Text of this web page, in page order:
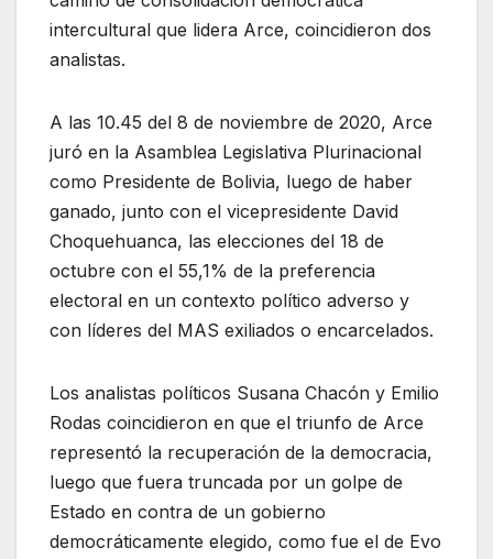
intercultural que lidera Arce, coincidieron dos
analistas.
A las 10.45 del 8 de noviembre de 2020, Arce
juró en la Asamblea Legislativa Plurinacional
como Presidente de Bolivia, luego de haber
ganado, junto con el vicepresidente David
Choquehuanca, las elecciones del 18 de
octubre con el 55,1% de la preferencia
electoral en un contexto político adverso y
con líderes del MAS exiliados o encarcelados.
Los analistas políticos Susana Chacón y Emilio
Rodas coincidieron en que el triunfo de Arce
representó la recuperación de la democracia,
luego que fuera truncada por un golpe de
Estado en contra de un gobierno
democráticamente elegido, como fue el de Evo